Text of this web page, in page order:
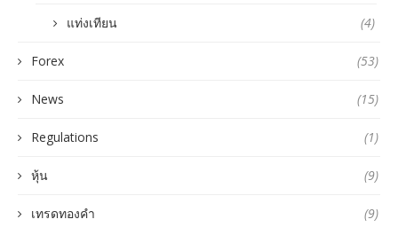
แท่งเทียน (4)
Forex (53)
News (15)
Regulations (1)
หุ้น (9)
เทรดทองคำ (9)